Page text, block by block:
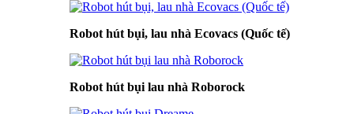
Robot hút bụi, lau nhà Ecovacs (Quốc tế)
Robot hút bụi lau nhà Roborock